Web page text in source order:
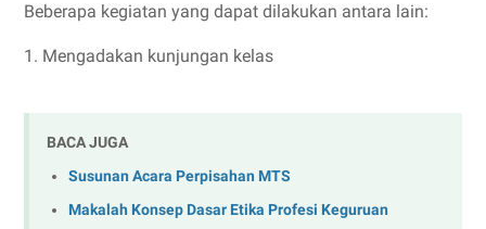
Beberapa kegiatan yang dapat dilakukan antara lain:
1. Mengadakan kunjungan kelas
BACA JUGA
Susunan Acara Perpisahan MTS
Makalah Konsep Dasar Etika Profesi Keguruan